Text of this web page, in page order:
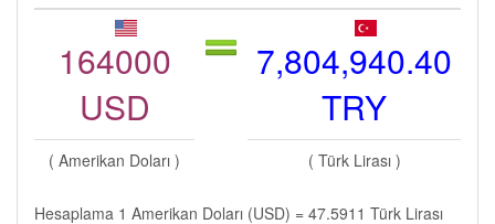
164000
USD
7,804,940.40
TRY
( Amerikan Doları ) ( Türk Lirası )
Hesaplama 1 Amerikan Doları (USD) = 47.5911 Türk Lirası